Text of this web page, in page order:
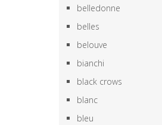
belledonne
belles
belouve
bianchi
black crows
blanc
bleu